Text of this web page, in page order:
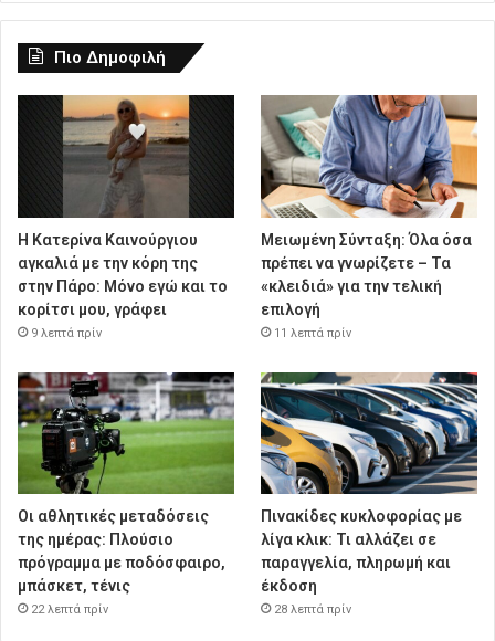
Πιο Δημοφιλή
Η Κατερίνα Καινούργιου
αγκαλιά με την κόρη της
στην Πάρο: Μόνο εγώ και το
κορίτσι μου, γράφει
9 λεπτά πρίν
Μειωμένη Σύνταξη: Όλα όσα
πρέπει να γνωρίζετε – Τα
«κλειδιά» για την τελική
επιλογή
11 λεπτά πρίν
Οι αθλητικές μεταδόσεις
της ημέρας: Πλούσιο
πρόγραμμα με ποδόσφαιρο,
μπάσκετ, τένις
22 λεπτά πρίν
Πινακίδες κυκλοφορίας με
λίγα κλικ: Τι αλλάζει σε
παραγγελία, πληρωμή και
έκδοση
28 λεπτά πρίν